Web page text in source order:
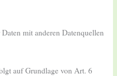
mit anderen Datenquellen
auf Grundlage von Art. 6